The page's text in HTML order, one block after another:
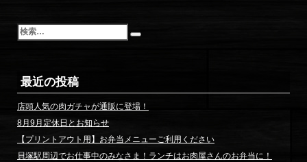
最近の投稿
店頭人気の肉ガチャが通販に登場！
8月9月定休日とお知らせ
【プリントアウト用】お弁当メニューご利用ください
貝塚駅周辺でお仕事中のみなさま！ランチはお肉屋さんのお弁当に！